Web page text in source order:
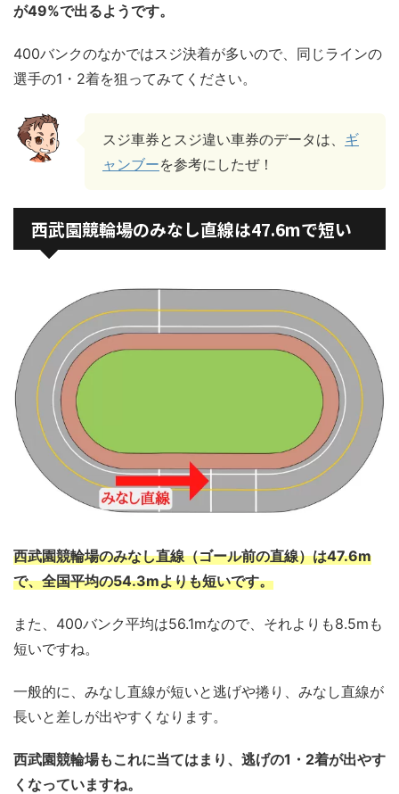
が49%で出るようです。
400バンクのなかではスジ決着が多いので、同じラインの
選手の1・2着を狙ってみてください。
スジ車券とスジ違い車券のデータは、 ギ
ャンブーを参考にしたぜ！
西武園競輪場のみなし直線は47.6mで短い
西武園競輪場のみなし直線（ゴール前の直線）は47.6m
で、全国平均の54.3mよりも短いです。
また、400バンク平均は56.1mなので、それよりも8.5mも
短いですね。
一般的に、みなし直線が短いと逃げや捲り、みなし直線が
長いと差しが出やすくなります。
西武園競輪場もこれに当てはまり、逃げの1・2着が出やす
くなっていますね。